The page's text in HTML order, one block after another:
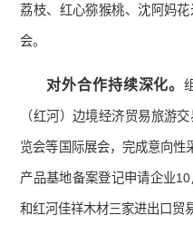
荔枝、红心猕猴桃、沈阿妈
会。
对外合作持续深化。
（红河）边境经济贸易旅游
览会等国际展会，完成意向性
产品基地备案登记申请企业
和红河佳祥木材三家进出口贸